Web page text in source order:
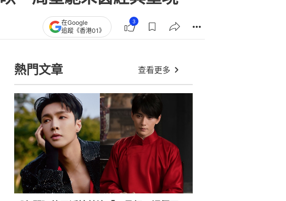
在Google
追蹤《香港01》
3
熱門文章 查看更多